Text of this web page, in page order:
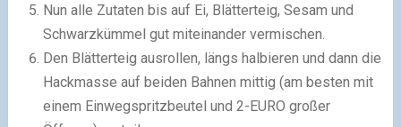
Nun alle Zutaten bis auf Ei, Blätterteig, Sesam und
Schwarzkümmel gut miteinander vermischen.
Den Blätterteig ausrollen, längs halbieren und dann die
Hackmasse auf beiden Bahnen mittig (am besten mit
einem Einwegspritzbeutel und 2-EURO großer